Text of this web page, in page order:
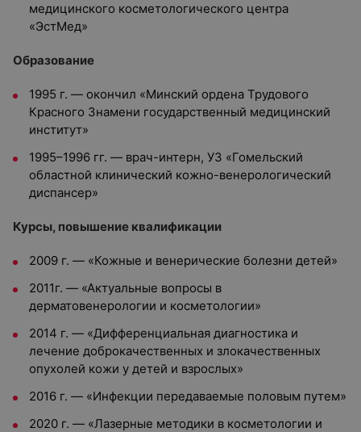
медицинского косметологического центра
«ЭстМед»
Образование
1995 г. — окончил «Минский ордена Трудового
Красного Знамени государственный медицинский
институт»
1995–1996 гг. — врач-интерн, УЗ «Гомельский
областной клинический кожно-венерологический
диспансер»
Курсы, повышение квалификации
2009 г. — «Кожные и венерические болезни детей»
2011г. — «Актуальные вопросы в
дерматовенерологии и косметологии»
2014 г. — «Дифференциальная диагностика и
лечение доброкачественных и злокачественных
опухолей кожи у детей и взрослых»
2016 г. — «Инфекции передаваемые половым путем»
2020 г. — «Лазерные методики в косметологии и